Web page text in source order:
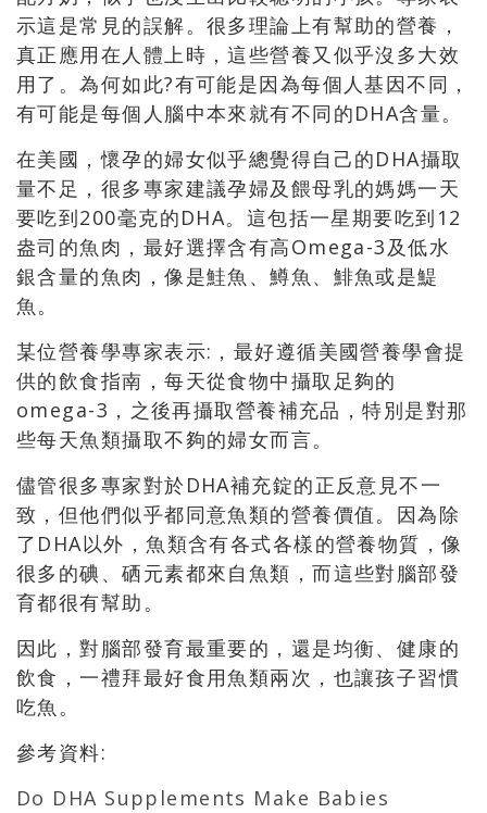
示這是常見的誤解。很多理論上有幫助的營養，
真正應用在人體上時，這些營養又似乎沒多大效
用了。為何如此?有可能是因為每個人基因不同，
有可能是每個人腦中本來就有不同的DHA含量。
在美國，懷孕的婦女似乎總覺得自己的DHA攝取
量不足，很多專家建議孕婦及餵母乳的媽媽一天
要吃到200毫克的DHA。這包括一星期要吃到12
盎司的魚肉，最好選擇含有高Omega-3及低水
銀含量的魚肉，像是鮭魚、鱒魚、鯡魚或是鯷
魚。
某位營養學專家表示:，最好遵循美國營養學會提
供的飲食指南，每天從食物中攝取足夠的
omega-3，之後再攝取營養補充品，特別是對那
些每天魚類攝取不夠的婦女而言。
儘管很多專家對於DHA補充錠的正反意見不一
致，但他們似乎都同意魚類的營養價值。因為除
了DHA以外，魚類含有各式各樣的營養物質，像
很多的碘、硒元素都來自魚類，而這些對腦部發
育都很有幫助。
因此，對腦部發育最重要的，還是均衡、健康的
飲食，一禮拜最好食用魚類兩次，也讓孩子習慣
吃魚。
參考資料:
Do DHA Supplements Make Babies